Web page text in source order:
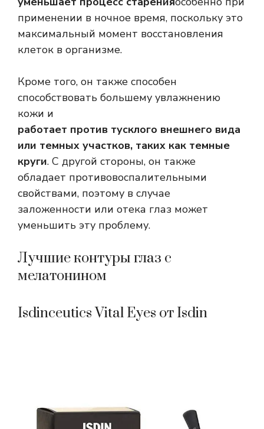
применении в ночное время, поскольку это
максимальный момент восстановления
клеток в организме.
Кроме того, он также способен
способствовать большему увлажнению
кожи и
работает против тусклого внешнего вида
или темных участков, таких как темные
круги. С другой стороны, он также
обладает противовоспалительными
свойствами, поэтому в случае
заложенности или отека глаз может
уменьшить эту проблему.
Лучшие контуры глаз с
мелатонином
Isdinceutics Vital Eyes от Isdin